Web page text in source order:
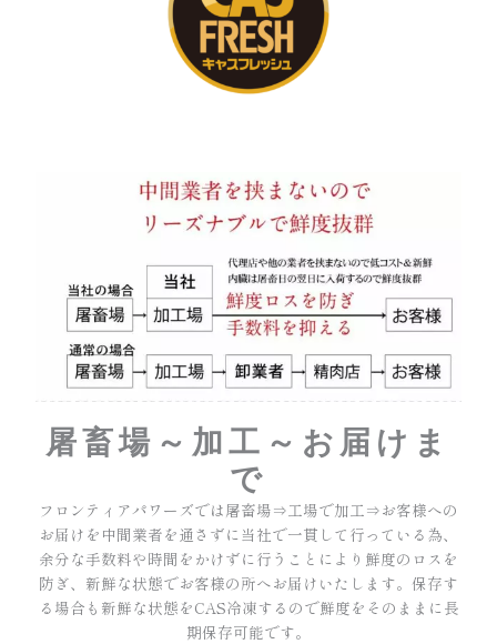
屠畜場～加工～お届けま
で
フロンティアパワーズでは屠畜場⇒工場で加工⇒お客様への
お届けを中間業者を通さずに当社で一貫して行っている為、
余分な手数料や時間をかけずに行うことにより鮮度のロスを
防ぎ、新鮮な状態でお客様の所へお届けいたします。保存す
る場合も新鮮な状態をCAS冷凍するので鮮度をそのままに長
期保存可能です。